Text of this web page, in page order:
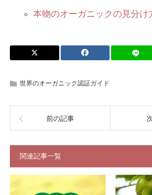
本物のオーガニックの見分け
世界のオーガニック認証ガイド
前の記事
関連記事一覧